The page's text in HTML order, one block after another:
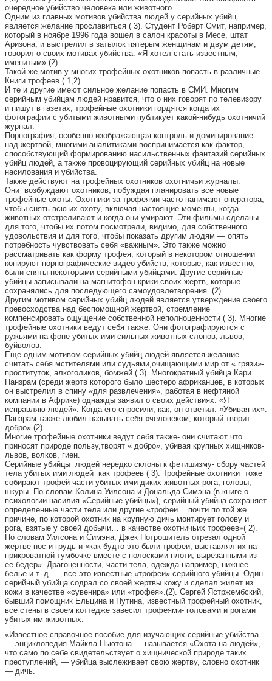
очередное убийство человека или животного.
Одним из главных мотивов убийства людей у серийных убийц
является желание прославиться ( 3). Студент Роберт Смит, например,
который в ноябре 1996 года вошел в салон красоты в Месе, штат
Аризона, и выстрелил в затылок пятерым женщинам и двум детям,
говорил о своих мотивах убийства: «Я хотел стать известным,
именитым».(2).
Такой же мотив у многих трофейных охотников-попасть в различные
Книги трофеев ( 1,2).
И те и другие имеют сильное желание попасть в СМИ. Многим
серийным убийцам людей нравится, что о них говорят по телевизору
и пишут в газетах, трофейные охотники гордятся когда их
фотографии с убитыми животными публикует какой-нибудь охотничий
журнал.
Порнография, особенно изображающая контроль и доминирование
над жертвой, многими аналитиками воспринимается как фактор,
способствующий формированию насильственных фантазий серийных
убийц людей, а также провоцирующий серийных убийц на новые
насилования и убийства.
Также действуют на трофейных охотников охотничьи журналы.
Они возбуждают охотников, побуждая планировать все новые
трофейные охоты. Охотники за трофеями часто нанимают оператора,
чтобы снять всю их охоту, включая настоящие моменты, когда
животных отстреливают и когда они умирают. Эти фильмы сделаны
для того, чтобы их потом посмотрели, видимо, для собственного
удовольствия и для того, чтобы показать другим людям — опять
потребность чувствовать себя «важным». Это также можно
рассматривать как форму трофея, который в некотором отношении
копируют порнографические видео убийств, которые, как известно,
были сняты некоторыми серийными убийцами. Другие серийные
убийцы записывали на магнитофон крики своих жертв, которые
сохранялись для последующего самоудовлетворения. (2).
Другим мотивом серийных убийц людей является утверждение своего
превосходства над беспомощной жертвой, стремление
компенсировать ощущение собственной неполноценности ( 3). Многие
трофейные охотники ведут себя также. Они фотографируются с
ружьями на фоне убитых ими сильных животных-слонов, львов,
буйволов.
Еще одним мотивом серийных убийц людей является желание
считать себя мстителями или судьями,очищающими мир от « грязи»-
проституток, алкоголиков, бомжей ( 3). Многократный убийца Кари
Панзрам (среди жертв которого было шестеро африканцев, в которых
он выстрелил в спину «для развлечения», работая в нефтяной
компании в Африке) однажды заявил о своих действиях: «Я
исправляю людей». Когда его спросили, как, он ответил: «Убивая их».
Панзрам также любил называть себя «человеком, который творит
добро».(2).
Многие трофейные охотники ведут себя также- они считают что
приносят природе пользу,творят « добро», убивая крупных хищников-
львов, волков, гиен.
Серийные убийцы людей нередко склоны к фетишизму- сбору частей
тела убитых ими людей как трофеев ( 3). Трофейные охотники тоже
собирают трофей-части убитых ими диких животных-рога, головы,
шкуры. По словам Колина Уилсона и Дональда Симэна (в книге о
психологии насилия «Серийные убийцы»), серийный убийца сохраняет
определенные части тела или другие «трофеи… почти по той же
причине, по которой охотник на крупную дичь монтирует голову и
рога, взятые у своей добычи… в качестве охотничьих трофеев»( 2).
По словам Уилсона и Симэна, Джек Потрошитель отрезал одной
жертве нос и грудь и «как будто это были трофеи, выставлял их на
прикроватной тумбочке вместе с полосками плоти, вырезанными из
ее бедер» .Драгоценности, части тела, одежда например, нижнее
белье и т. д. — все это известные «трофеи» серийного убийцы. Один
серийный убийца содрал со своей жертвы кожу и сделал жилет из
кожи в качестве «сувенира» или «трофея».(2). Сергей Ястржембский,
бывший помощник Ельцина и Путина, известный трофейный охотник,
все стены в своем коттедже завесил трофеями- головами и рогами
убитых им животных.
«Известное справочное пособие для изучающих серийные убийства
— энциклопедия Майкла Ньютона — называется «Охота на людей»,
что само по себе свидетельствует о хищнической природе таких
преступлений, — убийца выслеживает свою жертву, словно охотник
— дичь.